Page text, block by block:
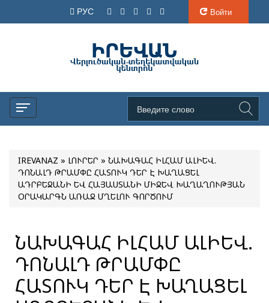
РУС Войти
IREVANAZ » ԼՈՒՐԵՐ » ՆԱԽԱԳԱՀ ԻԼՀԱՄ ԱԼԻԵՎ.
ԴՈՆԱԼԴ ԹՐԱՄՓԸ ՀԱՏՈՒԿ ԴԵՐ Է ԽԱՂԱՑԵԼ
ԱԴՐԲԵՋԱՆԻ ԵՎ ՀԱՅԱՍՏԱՆԻ ՄԻՋԵՎ ԽԱՂԱՂՈՒԹՅԱՆ
ՕՐԱԿԱՐԳՆ ԱՌԱՋ ՄՂԵԼՈՒ ԳՈՐԾՈՒՄ
ՆԱԽԱԳԱՀ ԻԼՀԱՄ ԱԼԻԵՎ.
ԴՈՆԱԼԴ ԹՐԱՄՓԸ
ՀԱՏՈՒԿ ԴԵՐ Է ԽԱՂԱՑԵԼ